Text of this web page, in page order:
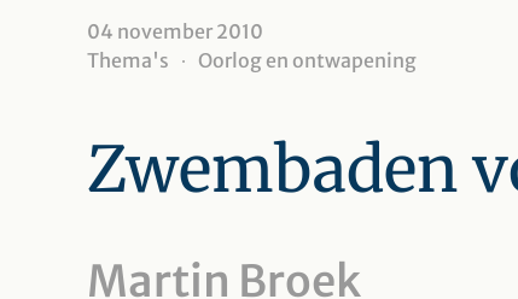
04 november 2010
Thema's
Oorlog en ontwapening
Zwembaden
Martin Broek